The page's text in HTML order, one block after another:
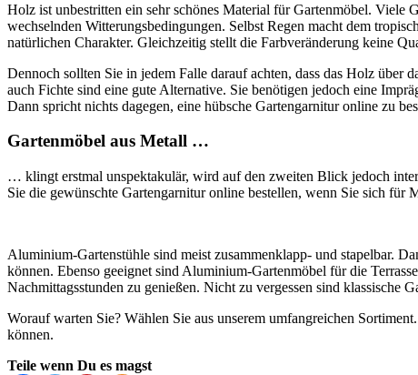
Holz ist unbestritten ein sehr schönes Material für Gartenmöbel. Viele
wechselnden Witterungsbedingungen. Selbst Regen macht dem
natürlichen Charakter. Gleichzeitig stellt die Farbveränderung keine
Dennoch sollten Sie in jedem Falle darauf achten, dass das Holz über
auch Fichte sind eine gute Alternative. Sie benötigen jedoch eine
Dann spricht nichts dagegen, eine hübsche Gartengarnitur online zu
Gartenmöbel aus Metall …
… klingt erstmal unspektakulär, wird auf den zweiten Blick jedoch
Sie die gewünschte Gartengarnitur online bestellen, wenn Sie sich
Aluminium-Gartenstühle sind meist zusammenklapp- und stapelbar.
können. Ebenso geeignet sind Aluminium-Gartenmöbel für die
Nachmittagsstunden zu genießen. Nicht zu vergessen sind klassische
Worauf warten Sie? Wählen Sie aus unserem umfangreichen
können.
Teile wenn Du es magst